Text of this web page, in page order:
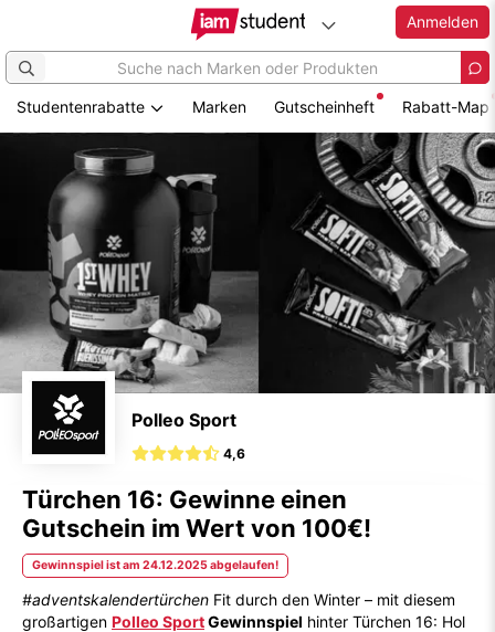
Hauptinhalt
springen
Anmelden
Studentenrabatte Marken Gutscheinheft Rabatt-Map
Polleo Sport
4,6
Türchen 16: Gewinne einen
Gutschein im Wert von 100€!
Gewinnspiel ist am 24.12.2025 abgelaufen!
#adventskalendertürchen Fit durch den Winter – mit diesem
großartigen Polleo SportGewinnspiel hinter Türchen 16: Hol